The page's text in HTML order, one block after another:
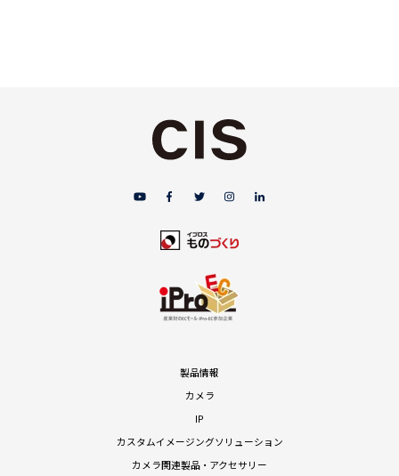
製品情報
カメラ
IP
カスタムイメージングソリューション
カメラ関連製品・アクセサリー